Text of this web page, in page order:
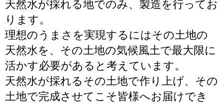
天然水が採れる地でのみ、製造を行ってお
ります。
理想のうまさを実現するにはその土地の
天然水を、その土地の気候風土で最大限に
活かす必要があると考えています。
天然水が採れるその土地で作り上げ、その
土地で完成させてこそ皆様へお届けでき